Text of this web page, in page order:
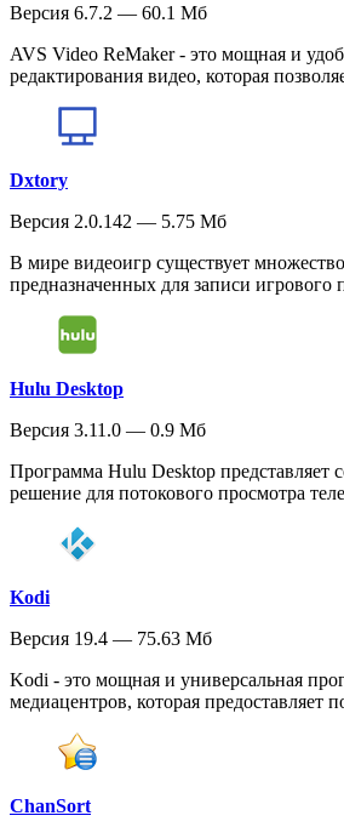
Версия 6.7.2 — 60.1 Мб
AVS Video ReMaker - это мощная и
редактирования видео, которая
Dxtory
Версия 2.0.142 — 5.75 Мб
В мире видеоигр существует
предназначенных для записи игрового
Hulu Desktop
Версия 3.11.0 — 0.9 Мб
Программа Hulu Desktop представляет
решение для потокового просмотра
Kodi
Версия 19.4 — 75.63 Мб
Kodi - это мощная и универсальная
медиацентров, которая предоставляет
ChanSort